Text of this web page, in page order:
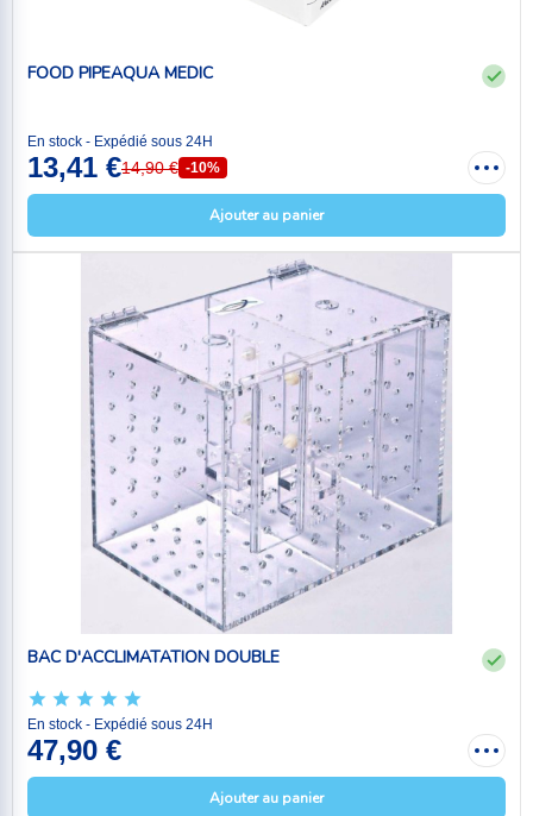
FOOD PIPEAQUA MEDIC
En stock - Expédié sous 24H
13,41 €14,90 € -10%
Ajouter au panier
BAC D'ACCLIMATATION DOUBLE
En stock - Expédié sous 24H
47,90 €
Ajouter au panier